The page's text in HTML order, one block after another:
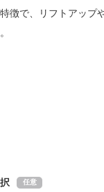
徴で、リフトアップ
任意